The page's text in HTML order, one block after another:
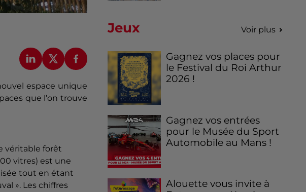
espace unique
que l’on trouve
véritable forêt
vitres) est une
tout en étant
». Les chiffres
Jeux Voir plus
Gagnez vos places pour
le Festival du Roi Arthur
2026 !
Gagnez vos entrées
pour le Musée du Sport
Automobile au Mans !
Alouette vous invite à